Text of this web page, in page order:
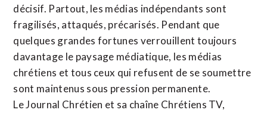
décisif. Partout, les médias indépendants sont
fragilisés, attaqués, précarisés. Pendant que
quelques grandes fortunes verrouillent toujours
davantage le paysage médiatique, les médias
chrétiens et tous ceux qui refusent de se soumettre
sont maintenus sous pression permanente.
Le Journal Chrétien et sa chaîne Chrétiens TV,